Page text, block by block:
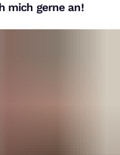
mich gerne an!